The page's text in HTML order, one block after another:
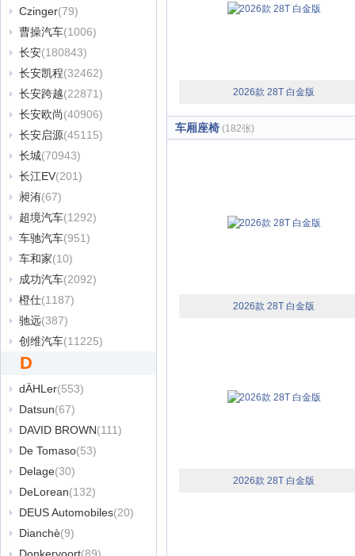
Czinger(79)
曹操汽车(1006)
长安(180843)
长安凯程(32462)
长安跨越(22871)
长安欧尚(40906)
长安启源(45115)
长城(70943)
长江EV(201)
昶洧(67)
超境汽车(1292)
车驰汽车(951)
车和家(10)
成功汽车(2092)
橙仕(1187)
驰远(387)
创维汽车(11225)
D
dÄHLer(553)
Datsun(67)
DAVID BROWN(111)
De Tomaso(53)
Delage(30)
DeLorean(132)
DEUS Automobiles(20)
Dianchè(9)
2026款 28T 白金版
车厢座椅 (182张)
2026款 28T 白金版
2026款 28T 白金版